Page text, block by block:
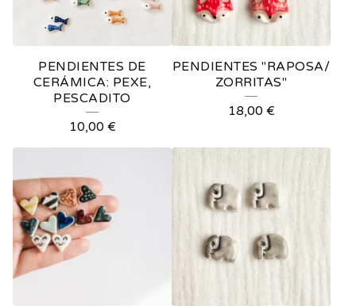
PENDIENTES DE
CERÁMICA: PEXE,
PESCADITO
10,00 €
PENDIENTES "RAPOSA/
ZORRITAS"
18,00 €